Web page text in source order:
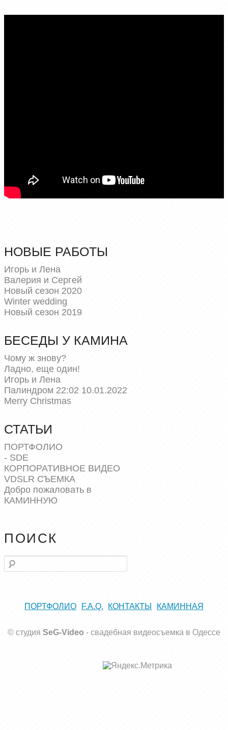
НОВЫЕ РАБОТЫ
Игорь и Лена
Валерия и Сергей
Новый сезон 2020
Winter wedding
Новый сезон 2019
БЕСЕДЫ У КАМИНА
Чому ж знову?
Ладно, еще один!
Игорь и Лена
Палиндром 22:02 10.01.2022
Merry Christmas
СТАТЬИ
ПОРТФОЛИО
- SDE
КОРПОРАТИВНОЕ ВИДЕО
VDSLR СЪЕМКА
Добро пожаловать в
КАМИННУЮ
ПОИСК
Поиск
ПОРТФОЛИО F.A.Q. КОНТАКТЫ КАМИННАЯ
© студия SeG-Video - свадебная видеосъемка в Одессе